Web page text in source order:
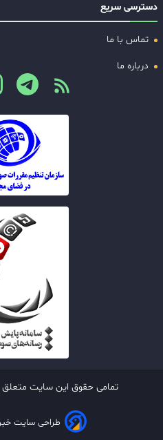
دسترسی سریع
تماس با ما
درباره ما
تمامی حقوق این سایت
طراحی سایت